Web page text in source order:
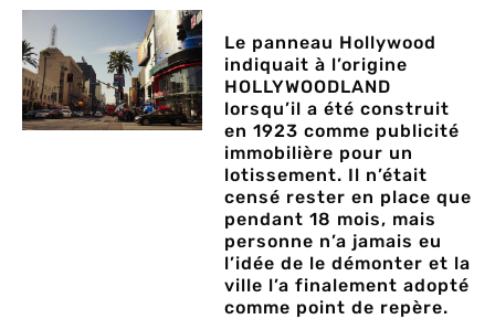
Le panneau Hollywood
indiquait à l’origine
HOLLYWOODLAND
lorsqu’il a été construit
en 1923 comme publicité
immobilière pour un
lotissement. Il n’était
censé rester en place que
pendant 18 mois, mais
personne n’a jamais eu
l’idée de le démonter et la
ville l’a finalement adopté
comme point de repère.